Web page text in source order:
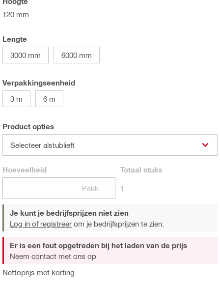
120 mm
Lengte
3000 mm
6000 mm
Verpakkingseenheid
3 m
6 m
Product opties
Selecteer alstublieft
Hoeveelheid Totaal stuks
1
Je kunt je bedrijfsprijzen niet zien
Log in of registreer om je bedrijfsprijzen te zien.
Nettoprijs met korting
Er is een fout opgetreden bij het laden van de prijs
Neem contact met ons op